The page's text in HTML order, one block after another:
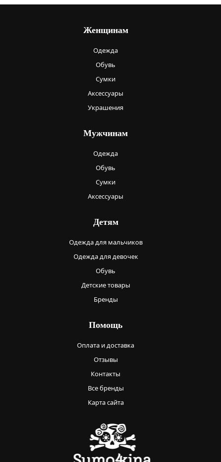
Женщинам
Одежда
Обувь
Сумки
Аксессуары
Украшения
Мужчинам
Одежда
Обувь
Сумки
Аксессуары
Детям
Одежда для мальчиков
Одежда для девочек
Обувь
Детские товары
Бренды
Помощь
Оплата и доставка
Отзывы
Контакты
Все бренды
Карта сайта